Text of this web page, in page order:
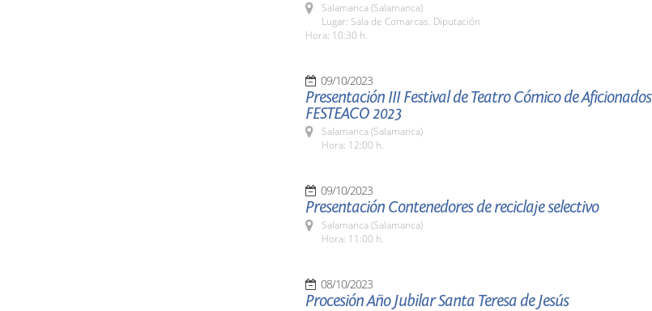
Salamanca (Salamanca)
Lugar: Sala de Comarcas. Diputación
Hora: 10:30 h.
09/10/2023
Presentación III Festival de Teatro Cómico de Aficionados
FESTEACO 2023
Salamanca (Salamanca)
Hora: 12:00 h.
09/10/2023
Presentación Contenedores de reciclaje selectivo
Salamanca (Salamanca)
Hora: 11:00 h.
08/10/2023
Procesión Año Jubilar Santa Teresa de Jesús